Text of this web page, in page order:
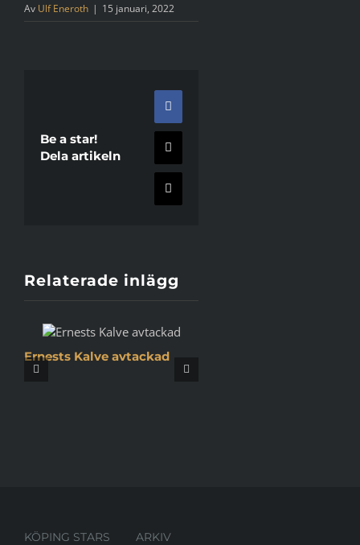
Av Ulf Eneroth | 15 januari, 2022
Be a star!
Dela artikeln
Facebook
X
E-
post
Relaterade inlägg
Ernests Kalve avtackad
KÖPING STARS ARKIV